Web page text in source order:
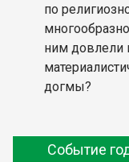
по
ним довлели
догмы?
Событие